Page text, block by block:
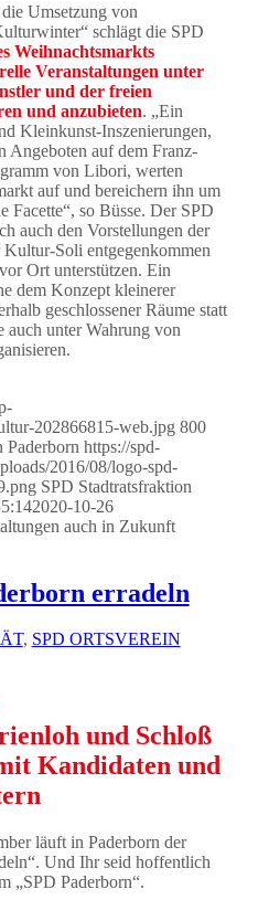
Umsetzung von
schlägt die SPD
Weihnachtsmarkts
Veranstaltungen unter
und der freien
und anzubieten. „Ein
Kleinkunst-Inszenierungen,
Angeboten auf dem Franz-
von Libori, werten
auf und bereichern ihn um
Facette“, so Büsse. Der SPD
auch den Vorstellungen der
Soli entgegenkommen
Ort unterstützen. Ein
dem Konzept kleinerer
geschlossener Räume statt
auch unter Wahrung von
202866815-web.jpg 800
Paderborn https://spd-
2016/08/logo-spd-
SPD Stadtratsfraktion
2020-10-26
auch in Zukunft
erradeln
, SPD ORTSVEREIN
und Schloß
Kandidaten und
läuft in Paderborn der
Und Ihr seid hoffentlich
„SPD Paderborn“.